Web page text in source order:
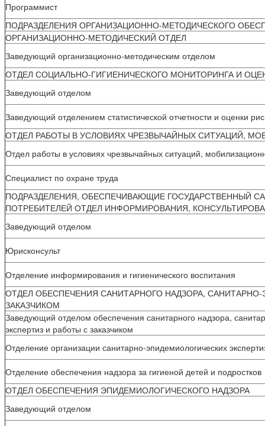
Программист
ПОДРАЗДЕЛЕНИЯ ОРГАНИЗАЦИОННО-МЕТОДИЧЕСКОГО
ОРГАНИЗАЦИОННО-МЕТОДИЧЕСКИЙ ОТДЕЛ
Заведующий организационно-методическим отделом
ОТДЕЛ СОЦИАЛЬНО-ГИГИЕНИЧЕСКОГО МОНИТОРИНГА И
Заведующий отделом
Заведующий отделением статистической отчетности и оценки
ОТДЕЛ РАБОТЫ В УСЛОВИЯХ ЧРЕЗВЫЧАЙНЫХ СИТУАЦИЙ,
Отдел работы в условиях чрезвычайных ситуаций,
Специалист по охране труда
ПОДРАЗДЕЛЕНИЯ, ОБЕСПЕЧИВАЮЩИЕ ГОСУДАРСТВЕННЫЙ
ПОТРЕБИТЕЛЕЙ ОТДЕЛ ИНФОРМИРОВАНИЯ,
Заведующий отделом
Юрисконсульт
Отделение информирования и гигиенического воспитания
ОТДЕЛ ОБЕСПЕЧЕНИЯ САНИТАРНОГО НАДЗОРА,
ЗАКАЗЧИКОМ
Заведующий отделом обеспечения санитарного надзора,
экспертиз и работы с заказчиком
Отделение организации санитарно-эпидемиологических
Отделение обеспечения надзора за гигиеной детей и подростков
ОТДЕЛ ОБЕСПЕЧЕНИЯ ЭПИДЕМИОЛОГИЧЕСКОГО НАДЗОРА
Заведующий отделом